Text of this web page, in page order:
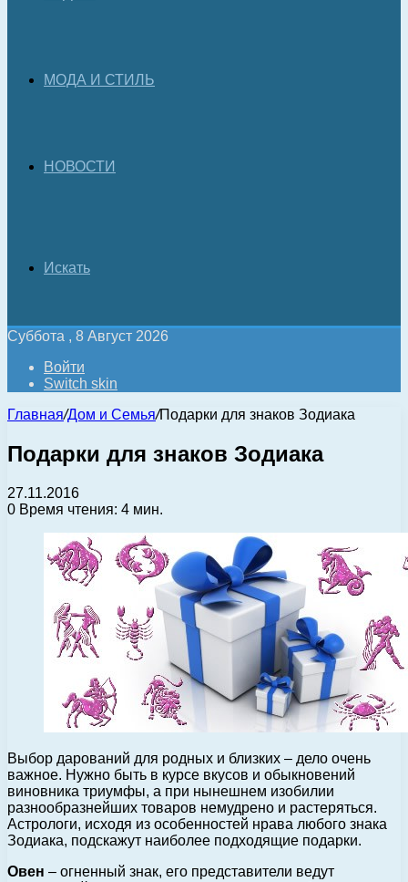
МОДА И СТИЛЬ
НОВОСТИ
Искать
Суббота , 8 Август 2026
Войти
Switch skin
Главная/Дом и Семья/Подарки для знаков Зодиака
Подарки для знаков Зодиака
27.11.2016
0 Время чтения: 4 мин.
Выбор дарований для родных и близких – дело очень
важное. Нужно быть в курсе вкусов и обыкновений
виновника триумфы, а при нынешнем изобилии
разнообразнейших товаров немудрено и растеряться.
Астрологи, исходя из особенностей нрава любого знака
Зодиака, подскажут наиболее подходящие подарки.
Овен – огненный знак, его представители ведут